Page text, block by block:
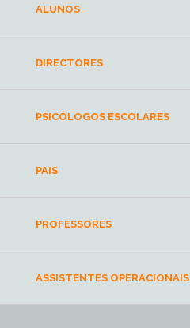
ALUNOS
DIRECTORES
PSICÓLOGOS ESCOLARES
PAIS
PROFESSORES
ASSISTENTES OPERACIONAIS